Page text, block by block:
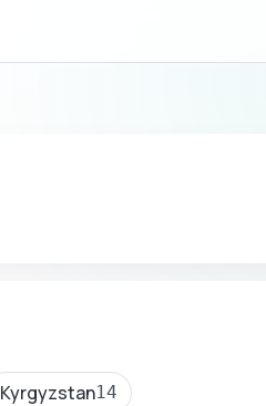
Kyrgyzstan14